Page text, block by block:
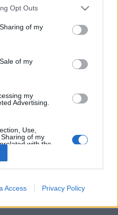
app uses one or more Google
behaviour. You may click to
and its third-party tags to
purposes in below Google
Opt Outs
of my
of my
my
Advertising.
Use,
of my
with the
collected.
cookies on web or
Access Privacy Policy
15.
marketingből -
van egy szolgáltatás
de bizonytalan,
helyzet, akkor tényleg meg
Ezzel a
láthatják, mit kínálnak.
BEÁLLÍTÁSOK MÓDOSÍTÁSA